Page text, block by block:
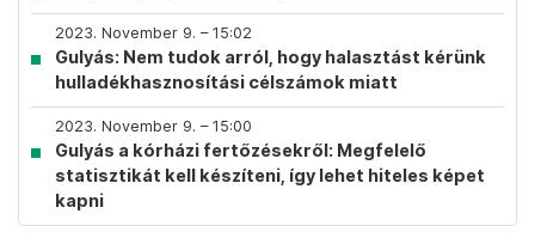
2023. November 9. – 15:02
Gulyás: Nem tudok arról, hogy halasztást kérünk
hulladékhasznosítási célszámok miatt
2023. November 9. – 15:00
Gulyás a kórházi fertőzésekről: Megfelelő
statisztikát kell készíteni, így lehet hiteles képet
kapni